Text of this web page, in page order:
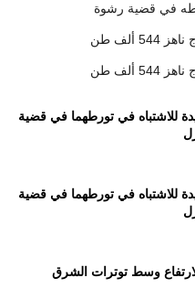
في قضية رشوة
طن
طن
للاشتباه في تورطهما في قضية
للاشتباه في تورطهما في قضية
وسط توترات الشرق